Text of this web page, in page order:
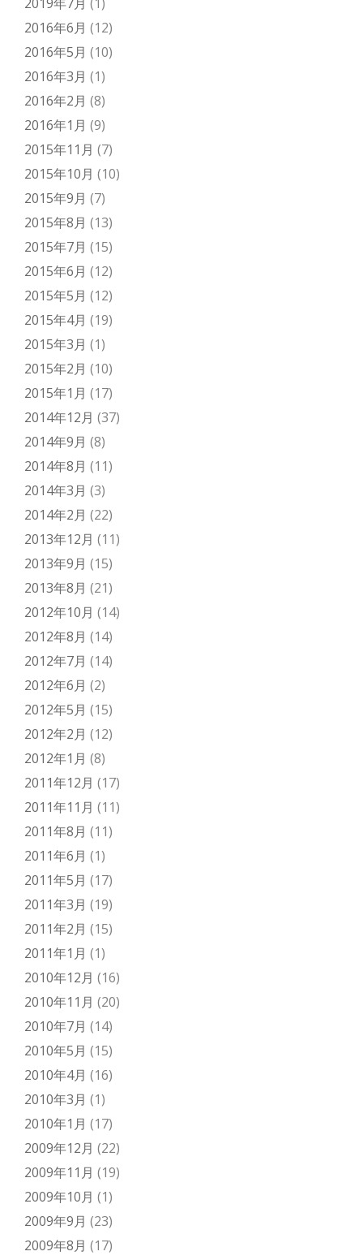
2016年6月 (12)
2016年5月 (10)
2016年3月 (1)
2016年2月 (8)
2016年1月 (9)
2015年11月 (7)
2015年10月 (10)
2015年9月 (7)
2015年8月 (13)
2015年7月 (15)
2015年6月 (12)
2015年5月 (12)
2015年4月 (19)
2015年3月 (1)
2015年2月 (10)
2015年1月 (17)
2014年12月 (37)
2014年9月 (8)
2014年8月 (11)
2014年3月 (3)
2014年2月 (22)
2013年12月 (11)
2013年9月 (15)
2013年8月 (21)
2012年10月 (14)
2012年8月 (14)
2012年7月 (14)
2012年6月 (2)
2012年5月 (15)
2012年2月 (12)
2012年1月 (8)
2011年12月 (17)
2011年11月 (11)
2011年8月 (11)
2011年6月 (1)
2011年5月 (17)
2011年3月 (19)
2011年2月 (15)
2011年1月 (1)
2010年12月 (16)
2010年11月 (20)
2010年7月 (14)
2010年5月 (15)
2010年4月 (16)
2010年3月 (1)
2010年1月 (17)
2009年12月 (22)
2009年11月 (19)
2009年10月 (1)
2009年9月 (23)
2009年8月 (17)